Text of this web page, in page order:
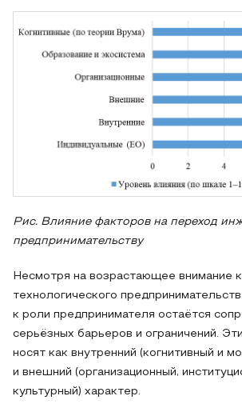
Рис. Влияние факторов на переход
предпринимательству
Несмотря на возрастающее внимание
технологического
к роли предпринимателя остаётся
серьёзных барьеров и ограничений.
носят как внутренний (когнитивный и
и внешний (организационный,
культурный) характер.